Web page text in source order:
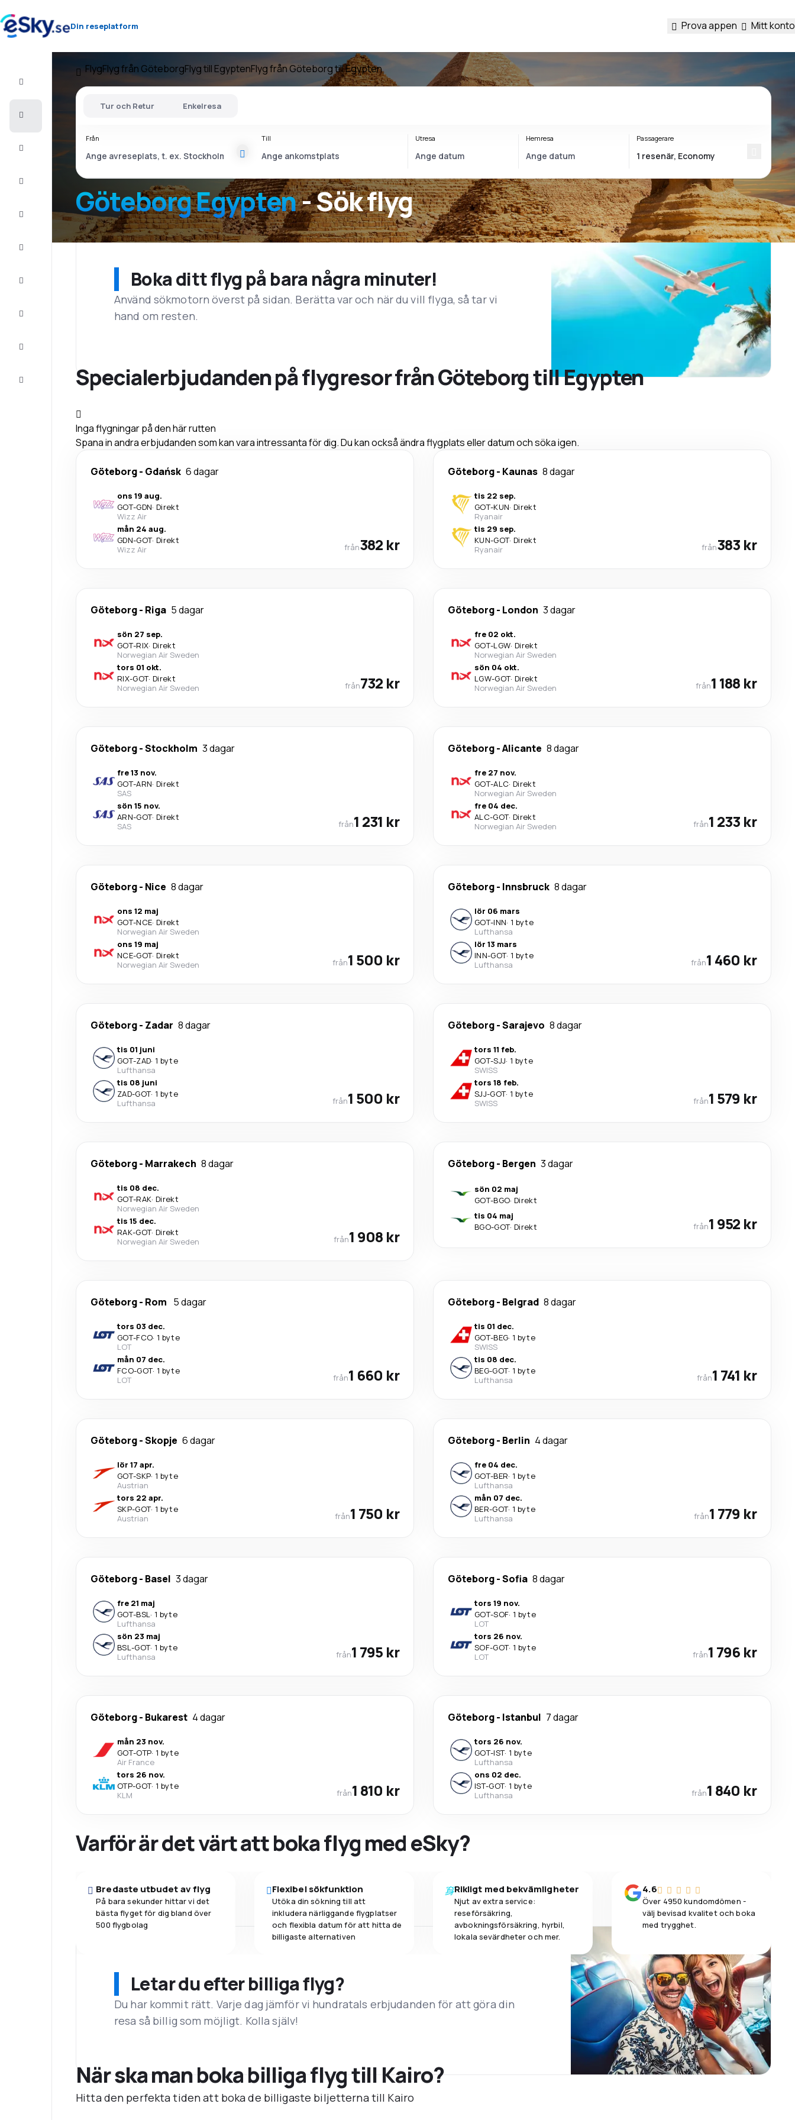
Din reseplatform Prova appen Mitt konto
Weekendresor
FlygFlyg från GöteborgFlyg till EgyptenFlyg från Göteborg till Egypten
Göteborg Egypten- Sök flyg
Tur och Retur Enkelresa
Från Till Utresa Hemresa Passagerare
Boka ditt flyg på bara några minuter!
Använd sökmotorn överst på sidan. Berätta var och när du vill flyga, så tar vi
hand om resten.
Specialerbjudanden på flygresor från Göteborg till Egypten
Inga flygningar på den här rutten
Spana in andra erbjudanden som kan vara intressanta för dig. Du kan också ändra flygplats eller datum och söka igen.
Göteborg- Gdańsk 6 dagar
ons 19 aug.
GOT-GDN· Direkt
Wizz Air
mån 24 aug.
GDN-GOT· Direkt
Wizz Air
från382 kr
Göteborg- Kaunas 8 dagar
tis 22 sep.
GOT-KUN· Direkt
Ryanair
tis 29 sep.
KUN-GOT· Direkt
Ryanair
från383 kr
Göteborg- Riga 5 dagar
sön 27 sep.
GOT-RIX· Direkt
Norwegian Air Sweden
tors 01 okt.
RIX-GOT· Direkt
Norwegian Air Sweden
från732 kr
Göteborg- London 3 dagar
fre 02 okt.
GOT-LGW· Direkt
Norwegian Air Sweden
sön 04 okt.
LGW-GOT· Direkt
Norwegian Air Sweden
från1 188 kr
Göteborg-Stockholm 3 dagar
fre 13 nov.
GOT-ARN· Direkt
SAS
sön 15 nov.
ARN-GOT· Direkt
SAS
från1 231 kr
Göteborg-Alicante 8 dagar
fre 27 nov.
GOT-ALC· Direkt
Norwegian Air Sweden
fre 04 dec.
ALC-GOT· Direkt
Norwegian Air Sweden
från1 233 kr
Göteborg- Nice 8 dagar
ons 12 maj
GOT-NCE· Direkt
Norwegian Air Sweden
ons 19 maj
NCE-GOT· Direkt
Norwegian Air Sweden
från1 500 kr
Göteborg- Innsbruck 8 dagar
lör 06 mars
GOT-INN· 1 byte
Lufthansa
lör 13 mars
INN-GOT· 1 byte
Lufthansa
från1 460 kr
Göteborg- Zadar 8 dagar
tis 01 juni
GOT-ZAD· 1 byte
Lufthansa
tis 08 juni
ZAD-GOT· 1 byte
Lufthansa
från1 500 kr
Göteborg-Sarajevo 8 dagar
tors 11 feb.
GOT-SJJ· 1 byte
SWISS
tors 18 feb.
SJJ-GOT· 1 byte
SWISS
från1 579 kr
Göteborg- Marrakech 8 dagar
tis 08 dec.
GOT-RAK· Direkt
Norwegian Air Sweden
tis 15 dec.
RAK-GOT· Direkt
Norwegian Air Sweden
från1 908 kr
Göteborg- Bergen 3 dagar
sön 02 maj
GOT-BGO· Direkt
tis 04 maj
BGO-GOT· Direkt från1 952 kr
Göteborg- Rom 5 dagar
tors 03 dec.
GOT-FCO· 1 byte
LOT
mån 07 dec.
FCO-GOT· 1 byte
LOT
från1 660 kr
Göteborg- Belgrad 8 dagar
tis 01 dec.
GOT-BEG· 1 byte
SWISS
tis 08 dec.
BEG-GOT· 1 byte
Lufthansa
från1 741 kr
Göteborg-Skopje 6 dagar
lör 17 apr.
GOT-SKP· 1 byte
Austrian
tors 22 apr.
SKP-GOT· 1 byte
Austrian
från1 750 kr
Göteborg- Berlin 4 dagar
fre 04 dec.
GOT-BER· 1 byte
Lufthansa
mån 07 dec.
BER-GOT· 1 byte
Lufthansa
från1 779 kr
Göteborg- Basel 3 dagar
fre 21 maj
GOT-BSL· 1 byte
Lufthansa
sön 23 maj
BSL-GOT· 1 byte
Lufthansa
från1 795 kr
Göteborg-Sofia 8 dagar
tors 19 nov.
GOT-SOF· 1 byte
LOT
tors 26 nov.
SOF-GOT· 1 byte
LOT
från1 796 kr
Göteborg- Bukarest 4 dagar
mån 23 nov.
GOT-OTP· 1 byte
Air France
tors 26 nov.
OTP-GOT· 1 byte
KLM
från1 810 kr
Göteborg- Istanbul 7 dagar
tors 26 nov.
GOT-IST· 1 byte
Lufthansa
ons 02 dec.
IST-GOT· 1 byte
Lufthansa
från1 840 kr
Varför är det värt att boka flyg med eSky?
Bredaste utbudet av flyg
På bara sekunder hittar vi det
bästa flyget för dig bland över
500 flygbolag
Flexibel sökfunktion
Utöka din sökning till att
inkludera närliggande flygplatser
och flexibla datum för att hitta de
billigaste alternativen
Rikligt med bekvämligheter
Njut av extra service:
reseförsäkring,
avbokningsförsäkring, hyrbil,
lokala sevärdheter och mer.
4.6
Över 4950 kundomdömen -
välj bevisad kvalitet och boka
med trygghet.
Letar du efter billiga flyg?
Du har kommit rätt. Varje dag jämför vi hundratals erbjudanden för att göra din
resa så billig som möjligt. Kolla själv!
När ska man boka billiga flyg till Kairo?
Hitta den perfekta tiden att boka de billigaste biljetterna till Kairo